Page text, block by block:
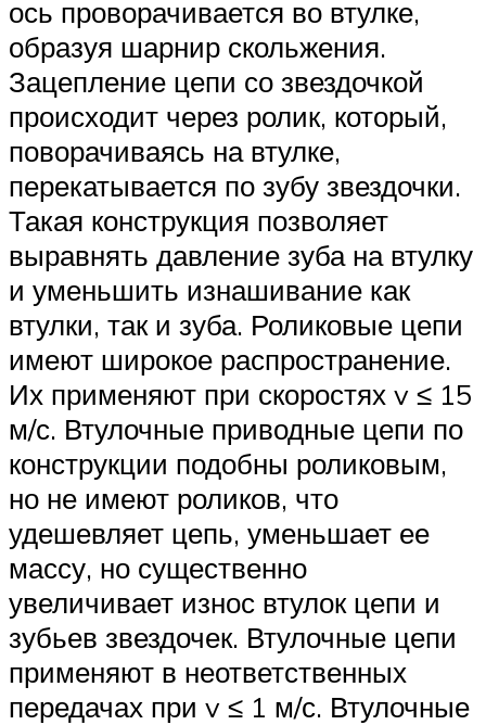
ось проворачивается во втулке,
образуя шарнир скольжения.
Зацепление цепи со звездочкой
происходит через ролик, который,
поворачиваясь на втулке,
перекатывается по зубу звездочки.
Такая конструкция позволяет
выравнять давление зуба на втулку
и уменьшить изнашивание как
втулки, так и зуба. Роликовые цепи
имеют широкое распространение.
Их применяют при скоростях v ≤ 15
м/с. Втулочные приводные цепи по
конструкции подобны роликовым,
но не имеют роликов, что
удешевляет цепь, уменьшает ее
массу, но существенно
увеличивает износ втулок цепи и
зубьев звездочек. Втулочные цепи
применяют в неответственных
передачах при v ≤ 1 м/с. Втулочные